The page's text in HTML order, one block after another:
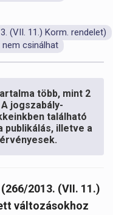
(VII. 11.) Korm. rendelet)
nem csinálhat
több, mint 2
jogszabály-
található
illetve a
2013. (VII. 11.)
változásokhoz